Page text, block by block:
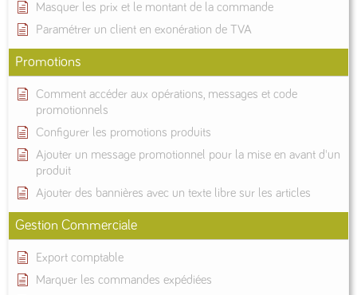
Masquer les prix et le montant de la commande
Paramétrer un client en exonération de TVA
Promotions
Comment accéder aux opérations, messages et code
promotionnels
Configurer les promotions produits
Ajouter un message promotionnel pour la mise en avant d'un
produit
Ajouter des bannières avec un texte libre sur les articles
Gestion Commerciale
Export comptable
Marquer les commandes expédiées